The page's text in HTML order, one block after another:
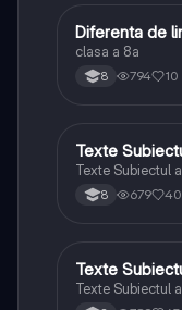
Limba și
Diferenta de
clasa a 8a
8 794 10
Limba și
Texte
Texte Subiectul
8 679 40
Limba și
Texte
Texte Subiectul